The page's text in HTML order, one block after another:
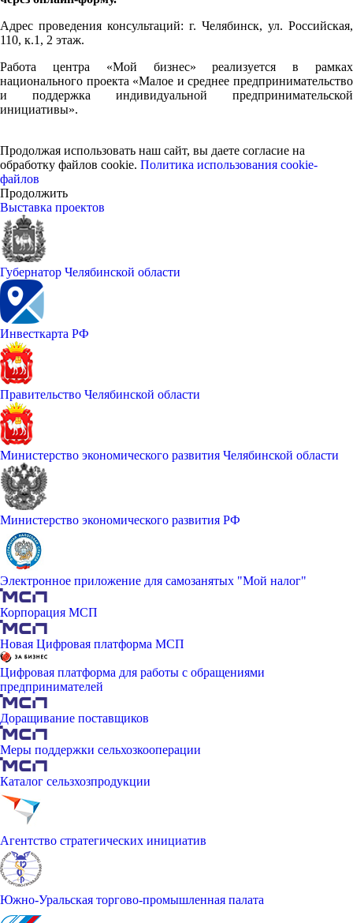
Адрес проведения консультаций: г. Челябинск, ул. Российская,
110, к.1, 2 этаж.
Работа центра «Мой бизнес» реализуется в рамках
национального проекта «Малое и среднее предпринимательство
и поддержка индивидуальной предпринимательской
инициативы».
Продолжая использовать наш сайт, вы даете согласие на
обработку файлов cookie. Политика использования cookie-
файлов
Продолжить
Выставка проектов
Губернатор Челябинской области
Инвесткарта РФ
Правительство Челябинской области
Министерство экономического развития Челябинской области
Министерство экономического развития РФ
Электронное приложение для самозанятых "Мой налог"
Корпорация МСП
Новая Цифровая платформа МСП
Цифровая платформа для работы с обращениями
предпринимателей
Доращивание поставщиков
Меры поддержки сельхозкооперации
Каталог сельзхозпродукции
Агентство стратегических инициатив
Южно-Уральская торгово-промышленная палата